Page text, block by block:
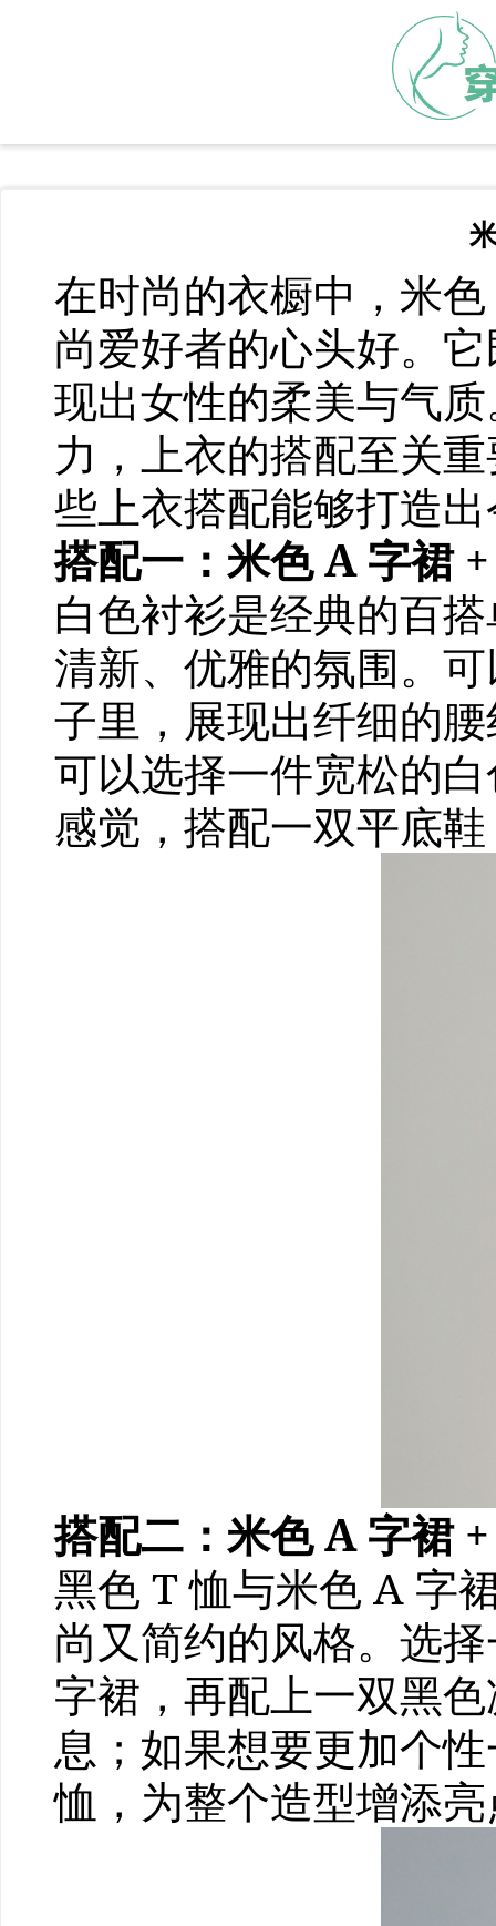
在时尚的衣橱中，米
尚爱好者的心头好。
现出女性的柔美与气
力，上衣的搭配至关
些上衣搭配能够打造
搭配一：米色 A 字裙
白色衬衫是经典的百
清新、优雅的氛围。
子里，展现出纤细的
可以选择一件宽松的
感觉，搭配一双平底
搭配二：米色 A 字裙
黑色 T 恤与米色 A 字
尚又简约的风格。选
字裙，再配上一双黑
息；如果想要更加个
恤，为整个造型增添